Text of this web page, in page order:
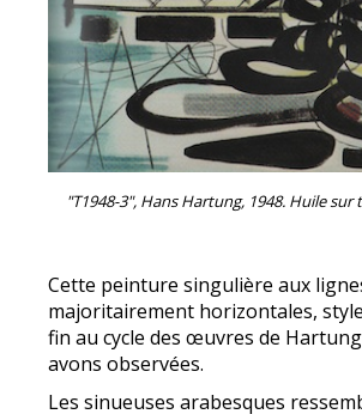
"T1948-3", Hans Hartung, 1948. Huile sur
Cette peinture singulière aux
majoritairement horizontales,
fin au cycle des œuvres de
avons observées.
Les sinueuses arabesques